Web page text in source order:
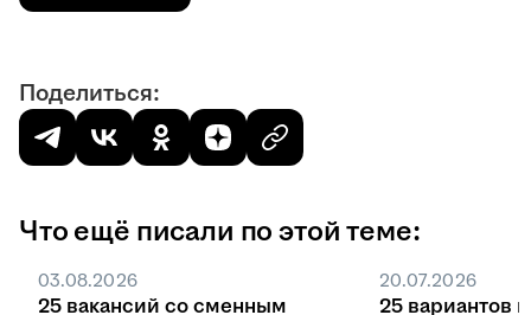
Поделиться:
Что ещё писали по этой теме:
03.08.2026
25 вакансий со сменным
20.07.2026
25 вариантов